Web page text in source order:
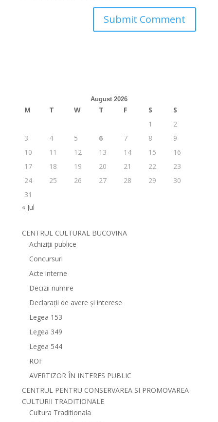
August 2026
M T W T F S
S
1
2
3
4 5 6 7 8
9
10
11 12 13 14 15
16
17
18 19 20 21 22
23
24
25 26 27 28 29
30
31
« Jul
CENTRUL CULTURAL BUCOVINA
Achiziții publice
Concursuri
Acte interne
Decizii numire
Declarații de avere și interese
Legea 153
Legea 349
Legea 544
ROF
AVERTIZOR ÎN INTERES PUBLIC
CENTRUL PENTRU CONSERVAREA SI PROMOVAREA
CULTURII TRADITIONALE
Cultura Traditionala